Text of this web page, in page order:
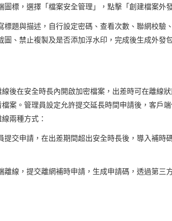
標，選擇「檔案安全管理」，點擊「創建檔案外
標題與描述，自行設定密碼、查看次數、聯網校驗
圖、禁止複製及是否添加浮水印，完成後生成外發
後在安全時長內開啟加密檔案，出差時可在離線
案。管理員設定允許提交延長時間申請後，客戶
兩種方式：
提交申請，在出差期間超出安全時長後，導入補時
離線，提交離網補時申請，生成申請碼，透過第三